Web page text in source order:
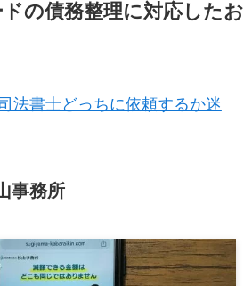
の債務整理に対応したお
法書士どっちに依頼するか迷
事務所